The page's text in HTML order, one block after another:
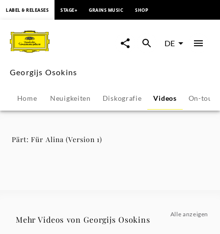
Für
Alina
(Version
1)
LABEL & RELEASES STAGE+ GRAINS MUSIC SHOP
DE
Georgijs Osokins
Home Neuigkeiten Diskografie Videos On-tour
Pärt: Für Alina (Version 1)
Mehr Videos von Georgijs Osokins
Alle anzeigen